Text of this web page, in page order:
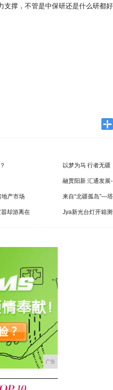
支撑，不管是中保研还是什么研都
以梦为马 行者无
融贯阳新 汇通发展
产市场 来自“北疆孤岛”—
却游离在 Jya新光台灯开箱
广告